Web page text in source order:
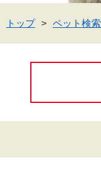
トップ ペット検索